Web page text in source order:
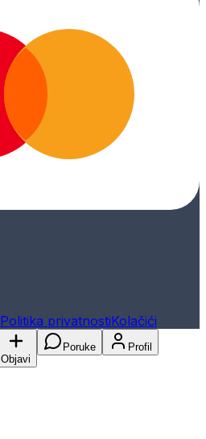
Politika privatnostiKolačići
Objavi
Poruke Profil